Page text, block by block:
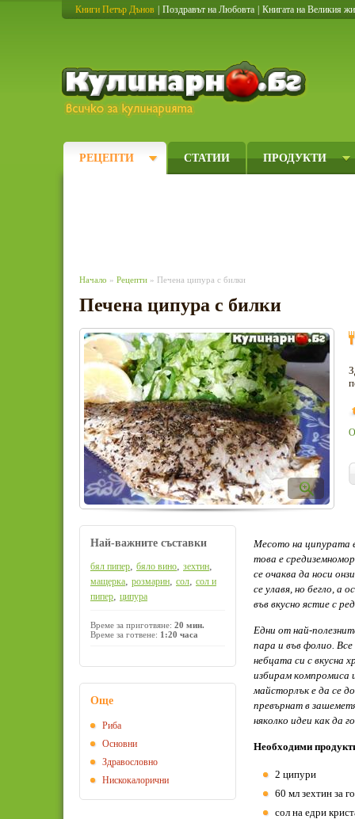
Книги Петър Дънов Поздравът на Любовта Книгата на Великия
РЕЦЕПТИ СТАТИИ ПРОДУКТИ
Начало » Рецепти » Печена ципура с билки
Печена ципура с билки
Месото на ципурата
това е
се очаква да носи
се улавя, но бегло, а
във вкусно ястие с
Едни от най-
пара и във фолио.
небцата си с вкусна
избирам компромиса
майсторлък е да се
превърнат в
няколко идеи как да
Необходими
2 ципури
60 мл зехтин за
сол на едри
Най-важните съставки
бял пипер, бяло вино, зехтин,
мащерка, розмарин, сол, сол и
пипер, ципура
Време за приготвяне: 20 мин.
Време за готвене: 1:20 часа
Още
Риба
Основни
Здравословно
Нискокалорични